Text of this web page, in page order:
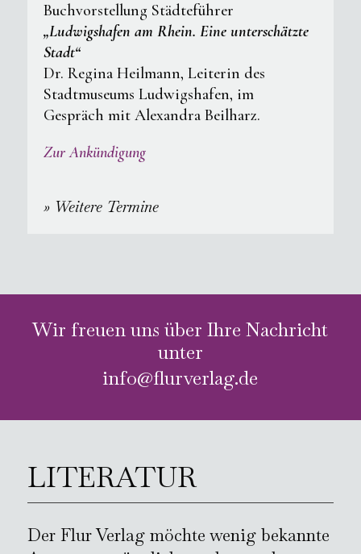
Buchvorstellung Städteführer
„Ludwigshafen am Rhein. Eine unterschätzte
Stadt“
Dr. Regina Heilmann, Leiterin des
Stadtmuseums Ludwigshafen, im
Gespräch mit Alexandra Beilharz.
Zur Ankündigung
» Weitere Termine
Wir freuen uns über Ihre Nachricht
unter
info@flurverlag.de
LITERATUR
Der Flur Verlag möchte wenig bekannte